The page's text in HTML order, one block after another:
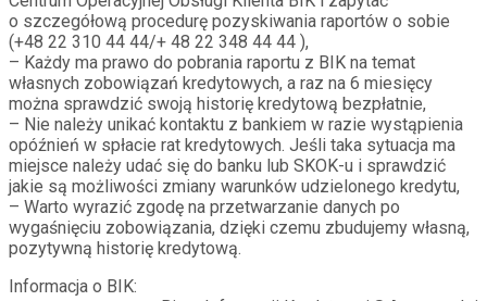
o szczegółową procedurę pozyskiwania raportów o sobie
(+48 22 310 44 44/+ 48 22 348 44 44 ),
– Każdy ma prawo do pobrania raportu z BIK na temat
własnych zobowiązań kredytowych, a raz na 6 miesięcy
można sprawdzić swoją historię kredytową bezpłatnie,
– Nie należy unikać kontaktu z bankiem w razie wystąpienia
opóźnień w spłacie rat kredytowych. Jeśli taka sytuacja ma
miejsce należy udać się do banku lub SKOK-u i sprawdzić
jakie są możliwości zmiany warunków udzielonego kredytu,
– Warto wyrazić zgodę na przetwarzanie danych po
wygaśnięciu zobowiązania, dzięki czemu zbudujemy własną,
pozytywną historię kredytową.
Informacja o BIK: